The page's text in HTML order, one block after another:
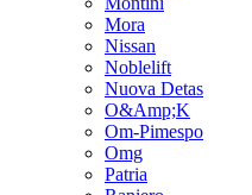
Mora
Nissan
Noblelift
Nuova Detas
O&Amp;K
Om-Pimespo
Omg
Patria